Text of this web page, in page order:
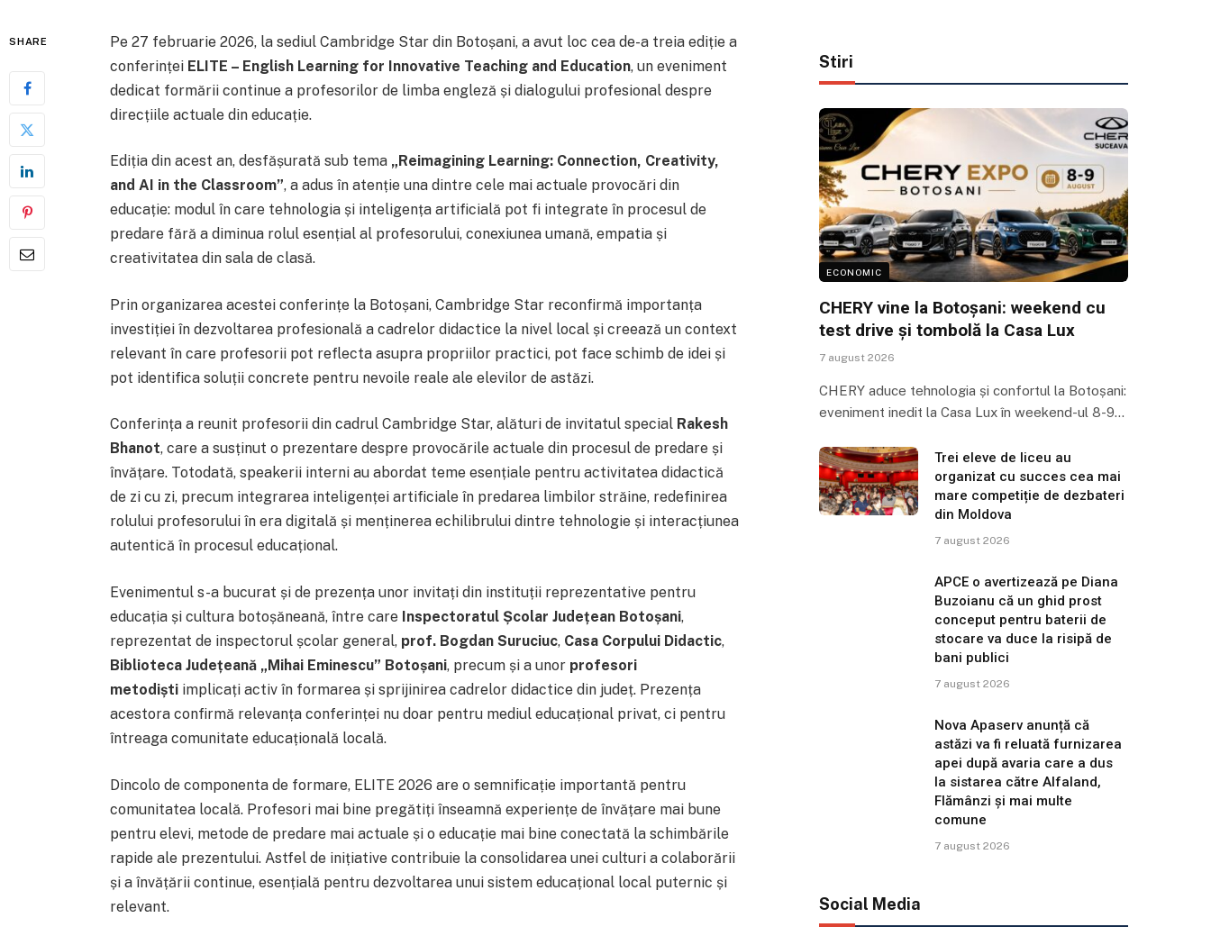
SHARE
Pe 27 februarie 2026, la sediul Cambridge Star din Botoșani, a avut loc cea de-a treia ediție a
conferinței ELITE – English Learning for Innovative Teaching and Education, un eveniment
dedicat formării continue a profesorilor de limba engleză și dialogului profesional despre
direcțiile actuale din educație.
Ediția din acest an, desfășurată sub tema „Reimagining Learning: Connection, Creativity,
and AI in the Classroom”, a adus în atenție una dintre cele mai actuale provocări din
educație: modul în care tehnologia și inteligența artificială pot fi integrate în procesul de
predare fără a diminua rolul esențial al profesorului, conexiunea umană, empatia și
creativitatea din sala de clasă.
Prin organizarea acestei conferințe la Botoșani, Cambridge Star reconfirmă importanța
investiției în dezvoltarea profesională a cadrelor didactice la nivel local și creează un context
relevant în care profesorii pot reflecta asupra propriilor practici, pot face schimb de idei și
pot identifica soluții concrete pentru nevoile reale ale elevilor de astăzi.
Conferința a reunit profesorii din cadrul Cambridge Star, alături de invitatul special Rakesh
Bhanot, care a susținut o prezentare despre provocările actuale din procesul de predare și
învățare. Totodată, speakerii interni au abordat teme esențiale pentru activitatea didactică
de zi cu zi, precum integrarea inteligenței artificiale în predarea limbilor străine, redefinirea
rolului profesorului în era digitală și menținerea echilibrului dintre tehnologie și interacțiunea
autentică în procesul educațional.
Evenimentul s-a bucurat și de prezența unor invitați din instituții reprezentative pentru
educația și cultura botoșăneană, între care Inspectoratul Școlar Județean Botoșani,
reprezentat de inspectorul școlar general, prof. Bogdan Suruciuc, Casa Corpului Didactic,
Biblioteca Județeană „Mihai Eminescu” Botoșani, precum și a unor profesori
metodiștiimplicați activ în formarea și sprijinirea cadrelor didactice din județ. Prezența
acestora confirmă relevanța conferinței nu doar pentru mediul educațional privat, ci pentru
întreaga comunitate educațională locală.
Dincolo de componenta de formare, ELITE 2026 are o semnificație importantă pentru
comunitatea locală. Profesori mai bine pregătiți înseamnă experiențe de învățare mai bune
pentru elevi, metode de predare mai actuale și o educație mai bine conectată la schimbările
rapide ale prezentului. Astfel de inițiative contribuie la consolidarea unei culturi a colaborării
și a învățării continue, esențială pentru dezvoltarea unui sistem educațional local puternic și
relevant.
Stiri
ECONOMIC
CHERY vine la Botoșani: weekend cu
test drive și tombolă la Casa Lux
7 august 2026
CHERY aduce tehnologia și confortul la Botoșani:
eveniment inedit la Casa Lux în weekend-ul 8-9…
Trei eleve de liceu au
organizat cu succes cea mai
mare competiție de dezbateri
din Moldova
7 august 2026
APCE o avertizează pe Diana
Buzoianu că un ghid prost
conceput pentru baterii de
stocare va duce la risipă de
bani publici
7 august 2026
Nova Apaserv anunță că
astăzi va fi reluată furnizarea
apei după avaria care a dus
la sistarea către Alfaland,
Flămânzi și mai multe
comune
7 august 2026
Social Media